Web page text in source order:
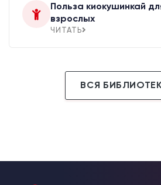
Польза киокушинкай
взрослых
ЧИТАТЬ
ВСЯ